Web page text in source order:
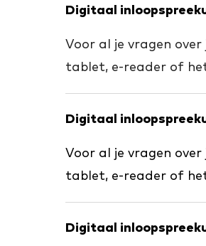
Digitaal
Voor al je vragen
tablet, e-reader of
Digitaal
Voor al je vragen
tablet, e-reader of
Digitaal